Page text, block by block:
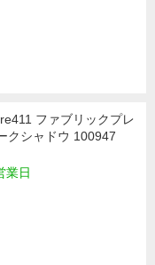
ファブリックプレ
クシャドウ 100947
業日